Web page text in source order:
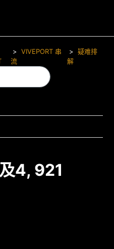
VIVEPORT 串
流
疑难排
解
4, 921